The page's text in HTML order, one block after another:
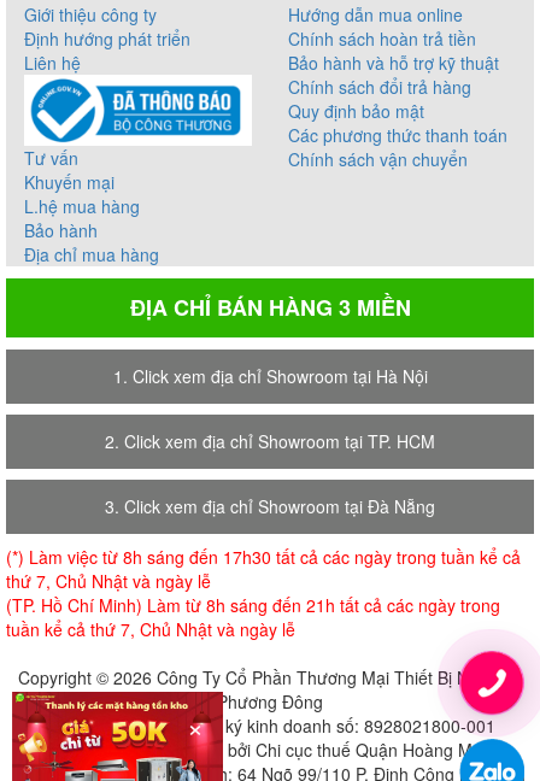
Giới thiệu công ty
Định hướng phát triển
Liên hệ
Tư vấn
Khuyến mại
L.hệ mua hàng
Bảo hành
Địa chỉ mua hàng
Hướng dẫn mua online
Chính sách hoàn trả tiền
Bảo hành và hỗ trợ kỹ thuật
Chính sách đổi trả hàng
Quy định bảo mật
Các phương thức thanh toán
Chính sách vận chuyển
ĐỊA CHỈ BÁN HÀNG 3 MIỀN
1. Click xem địa chỉ Showroom tại Hà Nội
2. Click xem địa chỉ Showroom tại TP. HCM
3. Click xem địa chỉ Showroom tại Đà Nẵng
(*) Làm việc từ 8h sáng đến 17h30 tất cả các ngày trong tuần kể cả
thứ 7, Chủ Nhật và ngày lễ
(TP. Hồ Chí Minh) Làm từ 8h sáng đến 21h tất cả các ngày trong
tuần kể cả thứ 7, Chủ Nhật và ngày lễ
Copyright © 2026 Công Ty Cổ Phần Thương Mại Thiết Bị Nội Thất
Phương Đông
Giấy chứng nhận đăng ký kinh doanh số: 8928021800-001
Cấp ngày 18-07-2018 bởi Chi cục thuế Quận Hoàng Mai
Địa chỉ đăng ký trụ sở chính: 64 Ngõ 99/110 P. Định Công Hạ, Định
×